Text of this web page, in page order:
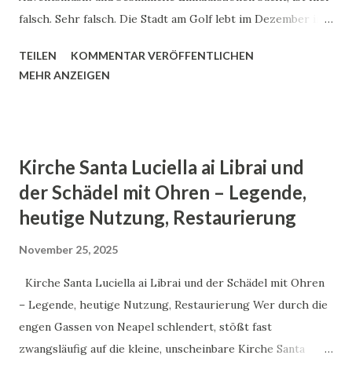
Notwendigkeit. Große Arbeitgeber fehlten, also
falsch. Sehr falsch. Die Stadt am Golf lebt im Dezember in
frittiertem Streetfood. Es ist laut, manchmal anstrengend –
man von Weihnachten in Neapel spricht, muss man die Via
San Gregorio Armeno erwähnen. Das ist keine normale
Straße. Das ist ein Theater aus Miniaturwelten. Hier
Maria und Josef stehen dort auch: Pizzabäcker
Marktverkäufer Politiker (ja, wirklich) Fußballspieler Man
geht daran vorbei, bleibt stehen,...
TEILEN
KOMMENTAR VERÖFFENTLICHEN
MEHR ANZEIGEN
Kirche Santa Luciella ai Librai und
der Schädel mit Ohren – Legende,
heutige Nutzung, Restaurierung
November 25, 2025
Kirche Santa Luciella ai Librai und der Schädel mit Ohren
– Legende, heutige Nutzung, Restaurierung Wer durch die
engen Gassen von Neapel schlendert, stößt fast
zwangsläufig auf die kleine, unscheinbare Kirche Santa